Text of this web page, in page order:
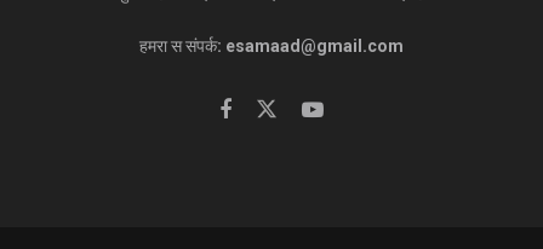
हमरा स संपर्क: esamaad@gmail.com